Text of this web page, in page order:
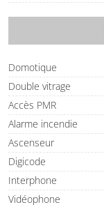
Domotique
Double vitrage
Accès PMR
Alarme incendie
Ascenseur
Digicode
Interphone
Vidéophone